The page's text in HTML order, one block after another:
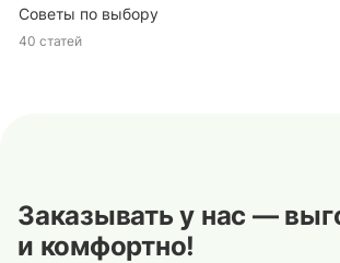
Советы по выбору
40 статей
Заказывать у нас —
и комфортно!